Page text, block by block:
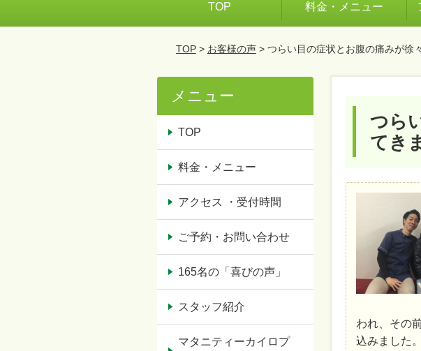
TOP 料金・メニュー
TOP> お客様の声> つらい目の症状とお腹の痛みが徐
つら
てき
われ、その
込みました。
メニュー
TOP
料金・メニュー
アクセス ・受付時間
ご予約・お問い合わせ
165名の「喜びの声」
スタッフ紹介
マタニティーカイロプ